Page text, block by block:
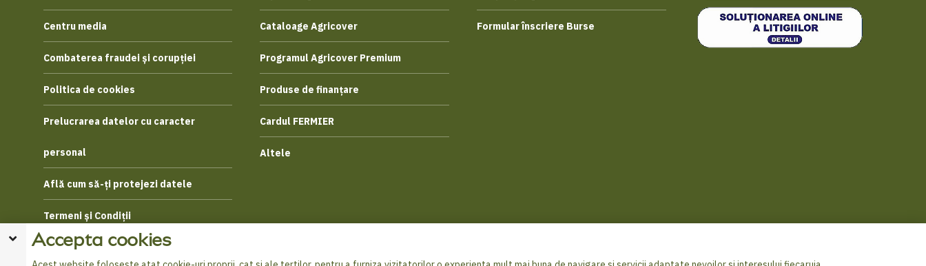
Centru media
Combaterea fraudei și corupției
Politica de cookies
Prelucrarea datelor cu caracter
personal
Află cum să-ți protejezi datele
Termeni și Condiții
Cataloage Agricover
Programul Agricover Premium
Produse de finanțare
Cardul FERMIER
Altele
Formular înscriere Burse
Accepta cookies